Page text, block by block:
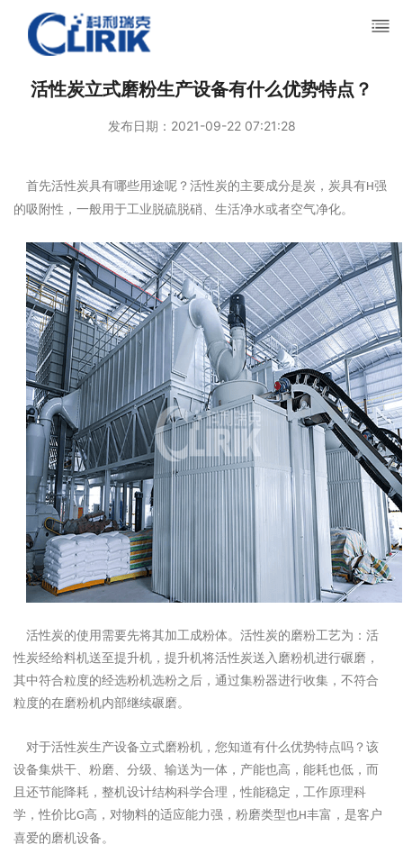
活性炭立式磨粉生产设备有什么优势特点？
发布日期：2021-09-22 07:21:28
首先活性炭具有哪些用途呢？活性炭的主要成分是炭，炭具有H强
的吸附性，一般用于工业脱硫脱硝、生活净水或者空气净化。
活性炭的使用需要先将其加工成粉体。活性炭的磨粉工艺为：活
性炭经给料机送至提升机，提升机将活性炭送入磨粉机进行碾磨，
其中符合粒度的经选粉机选粉之后，通过集粉器进行收集，不符合
粒度的在磨粉机内部继续碾磨。
对于活性炭生产设备立式磨粉机，您知道有什么优势特点吗？该
设备集烘干、粉磨、分级、输送为一体，产能也高，能耗也低，而
且还节能降耗，整机设计结构科学合理，性能稳定，工作原理科
学，性价比G高，对物料的适应能力强，粉磨类型也H丰富，是客户
喜爱的磨机设备。